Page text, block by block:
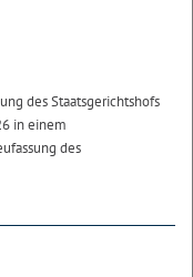
des Staatsgerichtshofs
in einem
des